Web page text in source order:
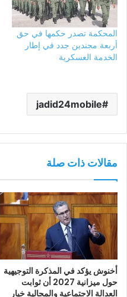
المحكمة تصدر حكمها في حق
أربعة مجندين جدد في إطار
الخدمة العسكرية
jadid24mobile
مقالات ذات صلة
أخنوش يؤكد في المذكرة التوجيهية
حول ميزانية 2027 أن ثوابت
العدالة الاجتماعية والمجالية خيار